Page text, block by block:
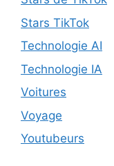
Stars TikTok
Technologie AI
Technologie IA
Voitures
Voyage
Youtubeurs